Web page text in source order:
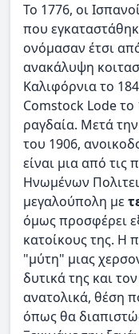
Το 1776, οι
που
ονόμασαν έτσι
ανακάλυψη
Καλιφόρνια το
Comstock Lode
ραγδαία. Μετά
του 1906,
είναι μια από τις
Ηνωμένων
μεγαλούπολη με
όμως προσφέρει
κατοίκους της. Η
"μύτη" μιας
δυτικά της και
ανατολικά, θέση
όπως θα